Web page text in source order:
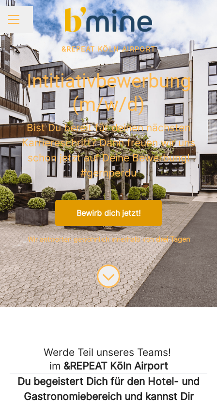
KARRIEREMENÜ
Seite teilen
&REPEAT KÖLN AIRPORT
Intitiativbewerbung
(m/w/d)
Bist Du bereit für deinen nächsten
Karriereschritt? Dann freuen wir uns
schon jetzt auf Deine Bewerbung!
#gernperdu
Bewirb dich jetzt!
Wir antworten gewöhnlich innerhalb vondrei Tagen
Werde Teil unseres Teams!
im &REPEAT Köln Airport
Du begeistert Dich für den Hotel- und
Gastronomiebereich und kannst Dir